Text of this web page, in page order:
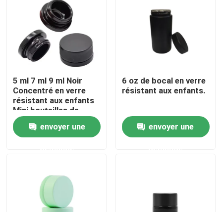
Au sujet de nous
Visite d'usine
Contrôle de qualité
Contactez-nous
Demandez une citation
Pots en verre de concentré
5 ml 7 ml 9 ml Noir
Concentré en verre
résistant aux enfants
Mini bouteilles de
crème Cosmétiques
Récipients noirs
Bouteilles avec
envoyer une
6 oz de bocal en verre
résistant aux enfants.
envoyer une